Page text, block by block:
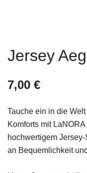
Jersey
7,00 €
Tauche ein in die
Komforts mit
hochwertigem
an Bequemlichkeit